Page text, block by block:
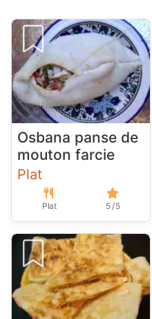
Osbana panse de
mouton farcie
Plat
Plat 5 / 5